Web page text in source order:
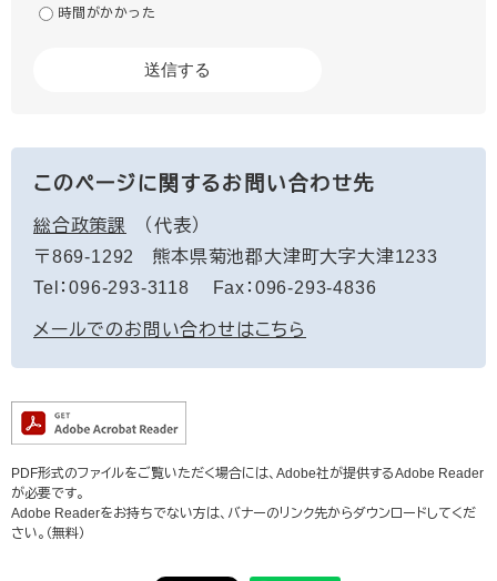
時間がかかった
このページに関するお問い合わせ先
総合政策課
代表
〒869-1292
熊本県菊池郡大津町大字大津1233
Tel：096-293-3118
Fax：096-293-4836
メールでのお問い合わせはこちら
PDF形式のファイルをご覧いただく場合には、Adobe社が提供するAdobe Reader
が必要です。
Adobe Readerをお持ちでない方は、バナーのリンク先からダウンロードしてくだ
さい。（無料）